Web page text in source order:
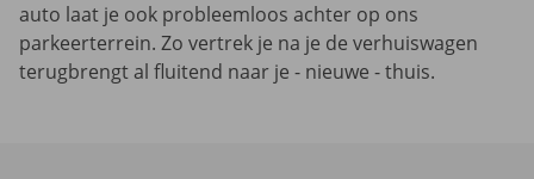
auto laat je ook probleemloos achter op ons
parkeerterrein. Zo vertrek je na je de verhuiswagen
terugbrengt al fluitend naar je - nieuwe - thuis.